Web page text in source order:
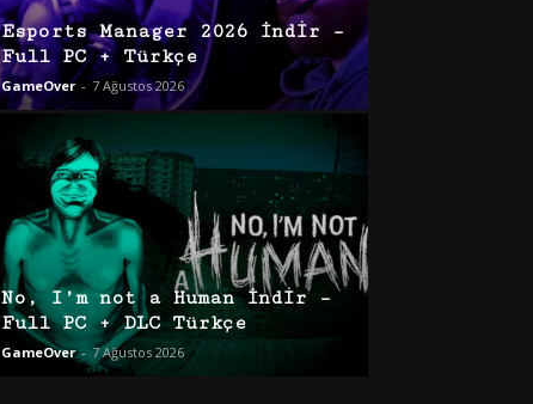
Esports Manager 2026 İndir –
Full PC + Türkçe
GameOver - 7 Ağustos 2026
No, I’m not a Human İndir –
Full PC + DLC Türkçe
GameOver - 7 Ağustos 2026